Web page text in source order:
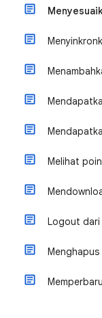
Melihat
Logout dari
Menghapus